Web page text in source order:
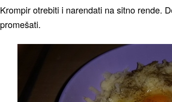
Krompir otrebiti i narendati na sitno rende.
promešati.